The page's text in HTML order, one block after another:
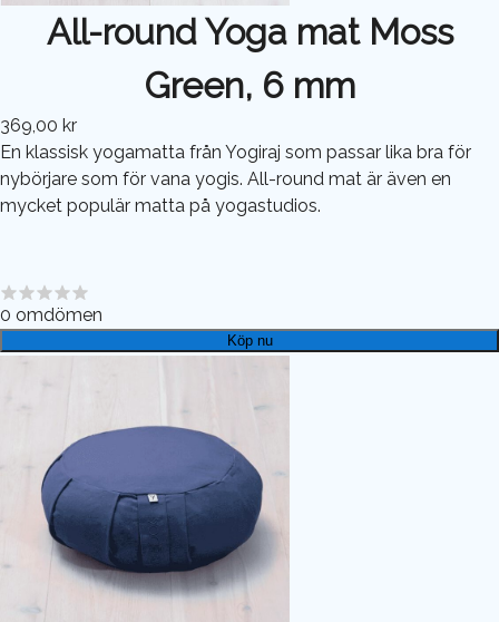
All-round Yoga mat Moss
Green, 6 mm
369,00 kr
En klassisk yogamatta från Yogiraj som passar lika bra för
nybörjare som för vana yogis. All-round mat är även en
mycket populär matta på yogastudios.
0 omdömen
Köp nu